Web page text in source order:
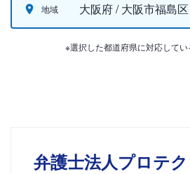
地域 大阪府 / 大阪市福島区
※選択した都道府県に対応して
弁護士法人プロテ